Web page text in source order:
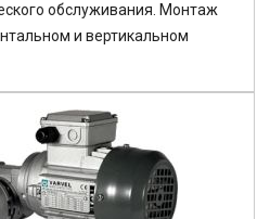
обслуживания. Монтаж
и вертикальном